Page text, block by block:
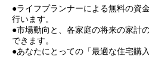
●ライフプランナーによる無料の資
行います。
●市場動向と、各家庭の将来の家計
できます。
●あなたにとっての「最適な住宅購